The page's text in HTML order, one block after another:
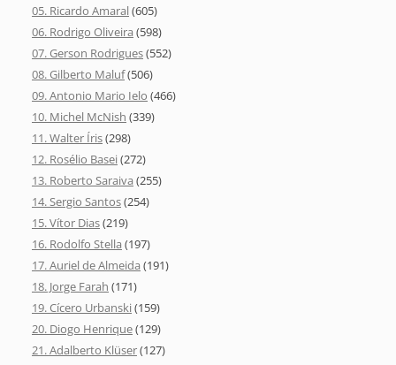
05. Ricardo Amaral(605)
06. Rodrigo Oliveira (598)
07. Gerson Rodrigues(552)
08. Gilberto Maluf(506)
09. Antonio Mario Ielo (466)
10. Michel McNish (339)
11. Walter Íris(298)
12. Rosélio Basei(272)
13. Roberto Saraiva (255)
14. Sergio Santos(254)
15. Vítor Dias(219)
16. Rodolfo Stella (197)
17. Auriel de Almeida (191)
18. Jorge Farah (171)
19. Cícero Urbanski(159)
20. Diogo Henrique(129)
21. Adalberto Klüser(127)